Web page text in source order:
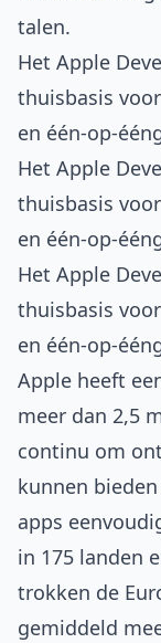
talen.
Het Apple
thuisbasis
en één-op-
Het Apple
thuisbasis
en één-op-
Het Apple
thuisbasis
en één-op-
Apple heeft
meer dan 2,5
continu om
kunnen
apps
in 175 landen
trokken de
gemiddeld